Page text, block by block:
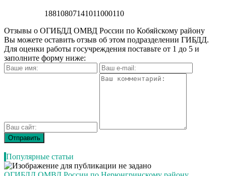
18810807141011000110
Отзывы о ОГИБДД ОМВД России по Кобяйскому району
Вы можете оставить отзыв об этом подразделении ГИБДД.
Для оценки работы госучреждения поставьте от 1 до 5 и
заполните форму ниже:
Популярные статьи